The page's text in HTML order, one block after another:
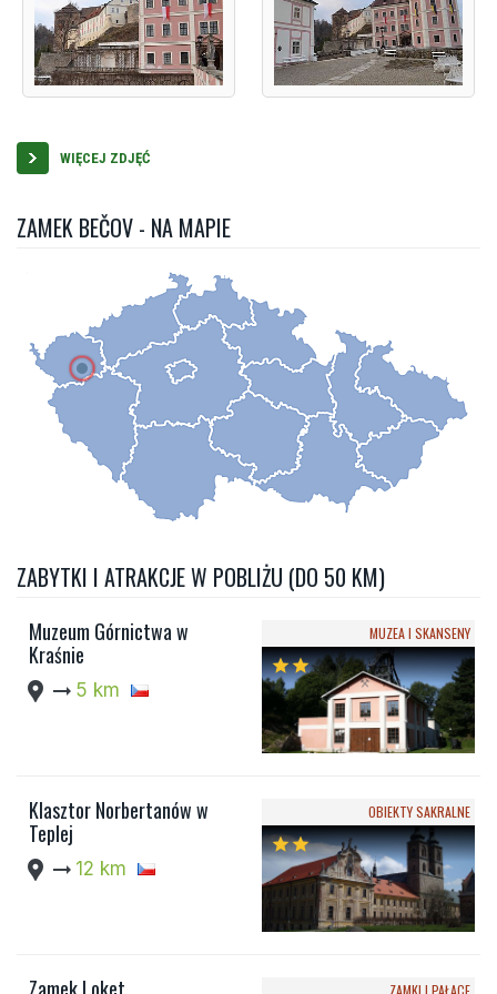
WIĘCEJ ZDJĘĆ
ZAMEK BEČOV - NA MAPIE
ZABYTKI I ATRAKCJE W POBLIŻU (DO 50 KM)
Muzeum Górnictwa w
Kraśnie
location_pin arrow_right_alt 5 km
MUZEA I SKANSENY
starstar
Klasztor Norbertanów w
Teplej
location_pin arrow_right_alt 12 km
OBIEKTY SAKRALNE
starstar
ZAMKI I PAŁACE